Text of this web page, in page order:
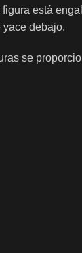
está
yace debajo.
se